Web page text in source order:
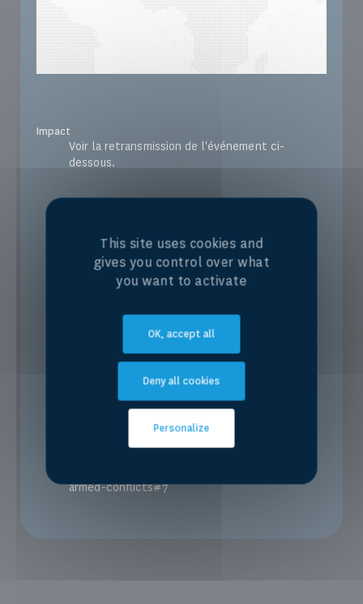
Impact
Voir la retransmission de l'événement ci-
dessous.
armed-conflicts#7
This site uses cookies and
gives you control over what
you want to activate
OK, accept all
Deny all cookies
Personalize